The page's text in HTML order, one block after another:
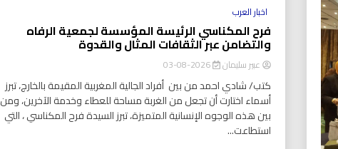
اخبار العرب
فرح المكناسي الرئيسة المؤسسة لجمعية الرفاه
والتضامن عبر الثقافات المثال والقدوة
عبير سليمان 2026-08-03
كتب/ شادي احمد من بين أفراد الجالية المغربية المقيمة بالخارج، تبرز
أسماء اختارت أن تجعل من الغربة مساحة للعطاء وخدمة الآخرين، ومن
بين هذه الوجوه الإنسانية المتميزة، تبرز السيدة فرح المكناسي ، التي
استطاعت...